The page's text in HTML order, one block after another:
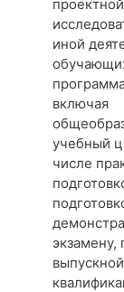
иной
включая
учебный
числе
экзамену,
выпускной